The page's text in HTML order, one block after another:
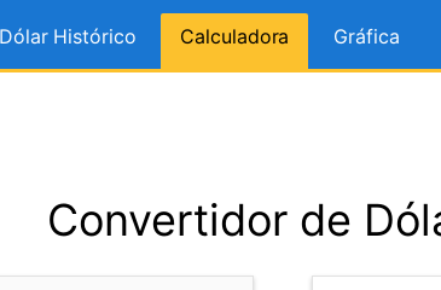
Dólar Histórico Calculadora Gráfica
Convertidor de